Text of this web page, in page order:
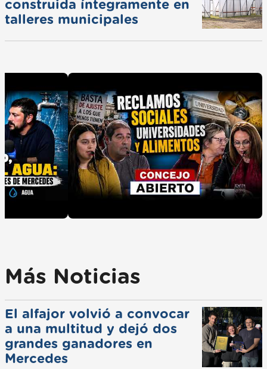
construida íntegramente en
talleres municipales
Más Noticias
El alfajor volvió a convocar
a una multitud y dejó dos
grandes ganadores en
Mercedes